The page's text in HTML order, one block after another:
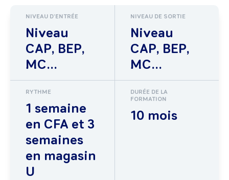
NIVEAU D'ENTRÉE
Niveau
CAP, BEP,
MC...
NIVEAU DE SORTIE
Niveau
CAP, BEP,
MC...
RYTHME
1 semaine
en CFA et 3
semaines
en magasin
U
DURÉE DE LA
FORMATION
10 mois